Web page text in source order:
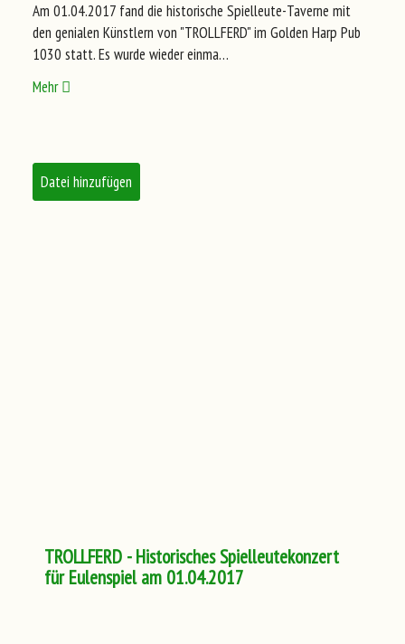
Am 01.04.2017 fand die historische Spielleute-Taverne mit
den genialen Künstlern von "TROLLFERD" im Golden Harp Pub
1030 statt. Es wurde wieder einma…
Mehr
Datei hinzufügen
TROLLFERD - Historisches Spielleutekonzert
für Eulenspiel am 01.04.2017